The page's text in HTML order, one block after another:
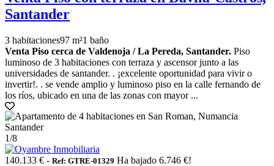
Santander
3 habitaciones97 m²1 baño
Venta Piso cerca de Valdenoja / La Pereda, Santander. Piso
luminoso de 3 habitaciones con terraza y ascensor junto a las
universidades de santander. . ¡excelente oportunidad para vivir o
invertir!. . se vende amplio y luminoso piso en la calle fernando de
los ríos, ubicado en una de las zonas con mayor ...
1/8
140.133 € - Ref: GTRE-01329 Ha bajado 6.746 €!